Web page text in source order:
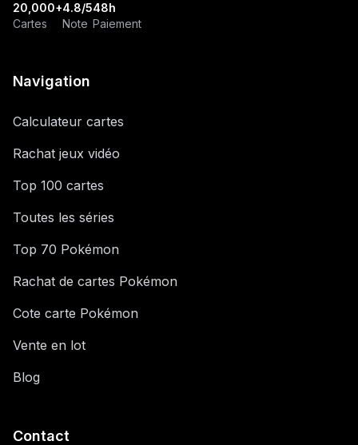
20,000+
Cartes
4.8/5
Note
48h
Paiement
Navigation
Calculateur cartes
Rachat jeux vidéo
Top 100 cartes
Toutes les séries
Top 70 Pokémon
Rachat de cartes Pokémon
Cote carte Pokémon
Vente en lot
Blog
Contact